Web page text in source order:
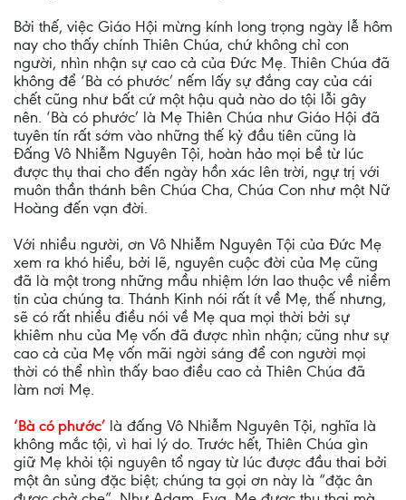
Bởi thế, việc Giáo Hội mừng kính long trọng ngày lễ hôm
nay cho thấy chính Thiên Chúa, chứ không chỉ con
người, nhìn nhận sự cao cả của Đức Mẹ. Thiên Chúa đã
không để ‘Bà có phước’ nếm lấy sự đắng cay của cái
chết cũng như bất cứ một hậu quả nào do tội lỗi gây
nên. ‘Bà có phước’ là Mẹ Thiên Chúa như Giáo Hội đã
tuyên tín rất sớm vào những thế kỷ đầu tiên cũng là
Đấng Vô Nhiễm Nguyên Tội, hoàn hảo mọi bề từ lúc
được thụ thai cho đến ngày hồn xác lên trời, ngự trị với
muôn thần thánh bên Chúa Cha, Chúa Con như một Nữ
Hoàng đến vạn đời.
Với nhiều người, ơn Vô Nhiễm Nguyên Tội của Đức Mẹ
xem ra khó hiểu, bởi lẽ, nguyên cuộc đời của Mẹ cũng
đã là một trong những mầu nhiệm lớn lao thuộc về niềm
tin của chúng ta. Thánh Kinh nói rất ít về Mẹ, thế nhưng,
sẽ có rất nhiều điều nói về Mẹ qua mọi thời bởi sự
khiêm nhu của Mẹ vốn đã được nhìn nhận; cũng như sự
cao cả của Mẹ vốn mãi ngời sáng để con người mọi
thời có thể nhìn thấy bao điều cao cả Thiên Chúa đã
làm nơi Mẹ.
‘Bà có phước’ là đấng Vô Nhiễm Nguyên Tội, nghĩa là
không mắc tội, vì hai lý do. Trước hết, Thiên Chúa gìn
giữ Mẹ khỏi tội nguyên tổ ngay từ lúc được đầu thai bởi
một ân sủng đặc biệt; chúng ta gọi ơn này là “đặc ân